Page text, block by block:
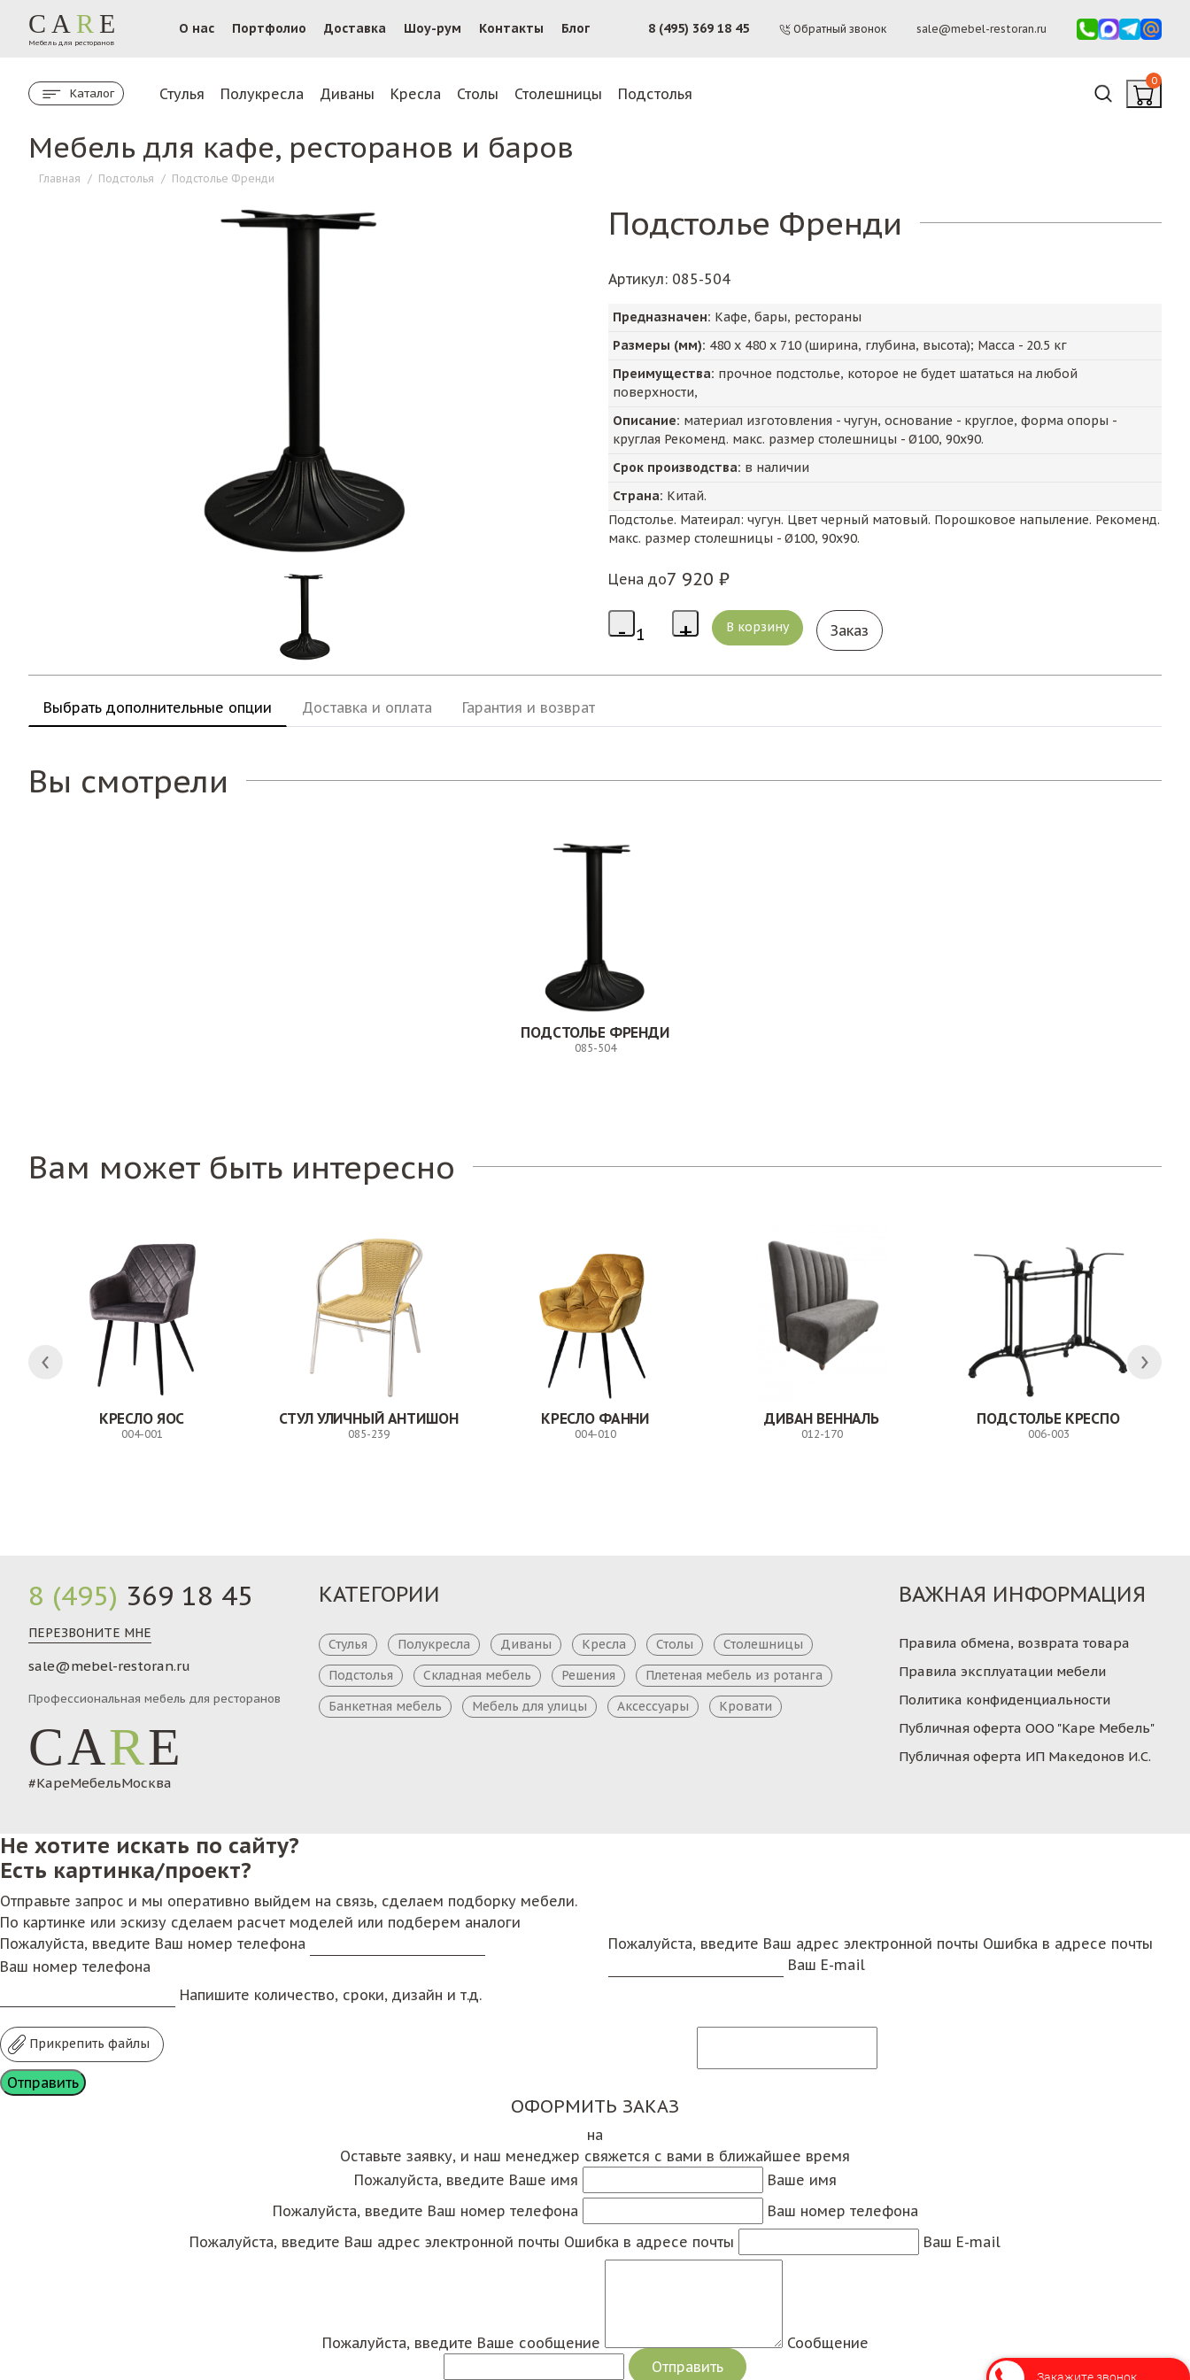
CA R E
Мебель для ресторанов
О нас Портфолио Доставка Шоу-рум Контакты Блог 8 (495) 369 18 45 Обратный звонок sale@mebel-restoran.ru
Каталог Стулья Полукресла Диваны Кресла Столы Столешницы Подстолья
0
Мебель для кафе, ресторанов и баров
Главная / Подстолья / Подстолье Френди
Подстолье Френди
Артикул: 085-504
Предназначен: Кафе, бары, рестораны
Размеры (мм): 480 х 480 х 710 (ширина, глубина, высота); Масса - 20.5 кг
Преимущества: прочное подстолье, которое не будет шататься на любой
поверхности,
Описание: материал изготовления - чугун, основание - круглое, форма опоры -
круглая Рекоменд. макс. размер столешницы - Ø100, 90x90.
Срок производства: в наличии
Страна: Китай.
Подстолье. Матеирал: чугун. Цвет черный матовый. Порошковое напыление. Рекоменд.
макс. размер столешницы - Ø100, 90x90.
Цена до7 920 ₽
Заказ
Выбрать дополнительные опции Доставка и оплата Гарантия и возврат
Вы смотрели
ПОДСТОЛЬЕ ФРЕНДИ
085-504
Вам может быть интересно
КРЕСЛО ЯОС
004-001
СТУЛ УЛИЧНЫЙ АНТИШОН
085-239
КРЕСЛО ФАННИ
004-010
ДИВАН ВЕННАЛЬ
012-170
ПОДСТОЛЬЕ КРЕСПО
006-003
8 (495) 369 18 45
ПЕРЕЗВОНИТЕ МНЕ
sale@mebel-restoran.ru
Профессиональная мебель для ресторанов
CARE
#КареМебельМосква
КАТЕГОРИИ
Стулья Полукресла Диваны Кресла Столы
Столешницы
Подстолья
Складная мебель Решения
Плетеная мебель из ротанга
Банкетная мебель
Мебель для улицы Аксессуары Кровати
ВАЖНАЯ ИНФОРМАЦИЯ
Правила обмена, возврата товара
Правила эксплуатации мебели
Политика конфиденциальности
Публичная оферта ООО "Каре Мебель"
Публичная оферта ИП Македонов И.С.
Не хотите искать по сайту?
Есть картинка/проект?
Отправьте запрос и мы оперативно выйдем на связь, сделаем подборку мебели.
По картинке или эскизу сделаем расчет моделей или подберем аналоги
Пожалуйста, введите Ваш номер телефона
Ваш номер телефона
Пожалуйста, введите Ваш адрес электронной почты Ошибка в адресе почты
Ваш E-mail
Напишите количество, сроки, дизайн и т.д.
Прикрепить файлы
ОФОРМИТЬ ЗАКАЗ
на
Оставьте заявку, и наш менеджер свяжется с вами в ближайшее время
Пожалуйста, введите Ваше имя
Ваше имя
Пожалуйста, введите Ваш номер телефона
Ваш номер телефона
Пожалуйста, введите Ваш адрес электронной почты Ошибка в адресе почты Ваш E-mail
Пожалуйста, введите Ваше сообщение Сообщение